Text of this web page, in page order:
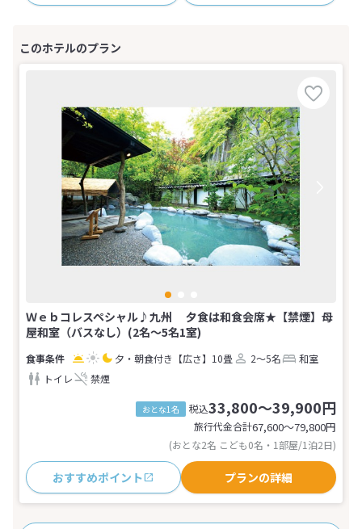
Ｗｅｂコレスペシャル♪九州 夕食は和食会席★【禁煙】母
屋和室（バスなし）(2名～5名1室)
夕・朝食付き 【広さ】10畳 2～5名
和室
トイレ
禁煙
おとな1名 税込33,800～39,900円
旅行代金合計67,600〜79,800円
(おとな2名 こども0名・1部屋/1泊2日)
おすすめポイント プランの詳細